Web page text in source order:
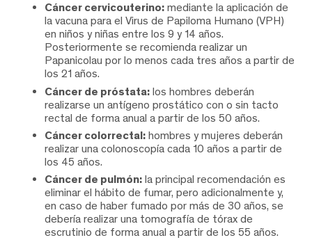
Cáncer cervicouterino: mediante la aplicación de
la vacuna para el Virus de Papiloma Humano (VPH)
en niños y niñas entre los 9 y 14 años.
Posteriormente se recomienda realizar un
Papanicolau por lo menos cada tres años a partir de
los 21 años.
Cáncer de próstata: los hombres deberán
realizarse un antígeno prostático con o sin tacto
rectal de forma anual a partir de los 50 años.
Cáncer colorrectal: hombres y mujeres deberán
realizar una colonoscopía cada 10 años a partir de
los 45 años.
Cáncer de pulmón: la principal recomendación es
eliminar el hábito de fumar, pero adicionalmente y,
en caso de haber fumado por más de 30 años, se
debería realizar una tomografía de tórax de
escrutinio de forma anual a partir de los 55 años.